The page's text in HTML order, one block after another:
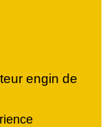
engin de